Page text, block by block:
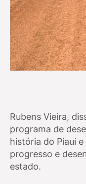
Rubens Vieira,
programa de
história do Piauí
progresso e
estado.